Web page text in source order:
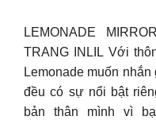
LEMONADE
TRANG INLIL Với
Lemonade muốn
đều có sự nổi bật
bản thân mình vì